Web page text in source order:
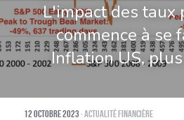
L'impact des taux
commence à se
Inflation US,
12 octobre 2023·Actualité financière